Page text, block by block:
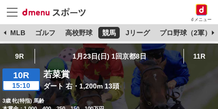
dメニュー
MLB ゴルフ 高校野球 競馬 Jリーグ プロ野球（2軍）
9R 1月23日(日) 1回京都8日 11R
10R
15:10
若菜賞
ダート 右・1,200m 13頭
3歳 牝(特指) 馬齢